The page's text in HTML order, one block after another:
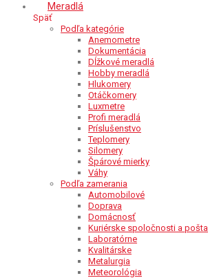
Meradlá
Späť
Podľa kategórie
Anemometre
Dokumentácia
Dĺžkové meradlá
Hobby meradlá
Hlukomery
Otáčkomery
Luxmetre
Profi meradlá
Príslušenstvo
Teplomery
Silomery
Špárové mierky
Váhy
Podľa zamerania
Automobilové
Doprava
Domácnosť
Kuriérske spoločnosti a pošta
Laboratórne
Kvalitárske
Metalurgia
Meteorológia